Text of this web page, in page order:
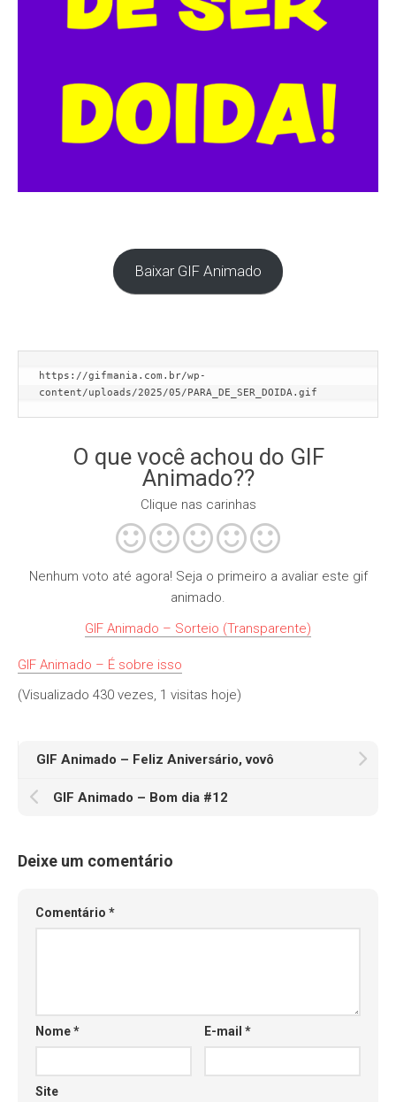
Baixar GIF Animado
https://gifmania.com.br/wp-
content/uploads/2025/05/PARA_DE_SER_DOIDA.gif
O que você achou do GIF
Animado??
Clique nas carinhas
Nenhum voto até agora! Seja o primeiro a avaliar este gif
animado.
GIF Animado – Sorteio (Transparente)
GIF Animado – É sobre isso
(Visualizado 430 vezes, 1 visitas hoje)
GIF Animado – Feliz Aniversário, vovô
GIF Animado – Bom dia #12
Deixe um comentário
Comentário *
Nome* E-mail*
Site